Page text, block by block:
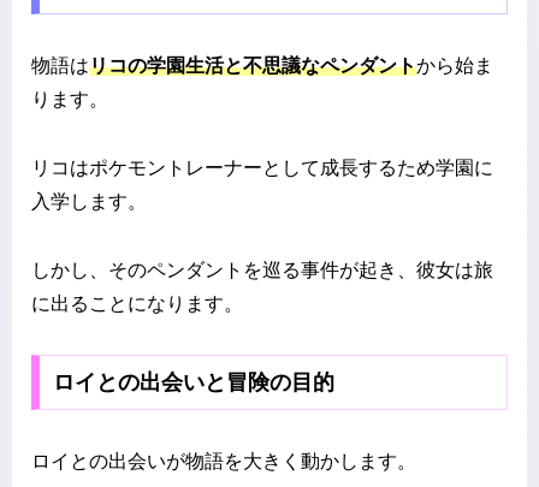
物語はリコの学園生活と不思議なペンダントから始ま
ります。
リコはポケモントレーナーとして成長するため学園に
入学します。
しかし、そのペンダントを巡る事件が起き、彼女は旅
に出ることになります。
ロイとの出会いと冒険の目的
ロイとの出会いが物語を大きく動かします。